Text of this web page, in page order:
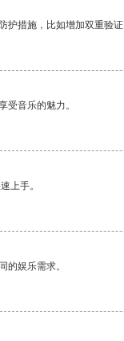
护措施，比如增加双重验
受音乐的魅力。
上手。
的娱乐需求。